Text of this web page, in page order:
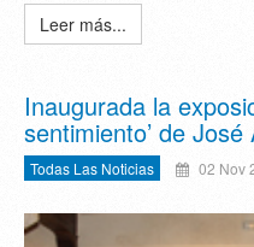
Leer más...
Inaugurada la
sentimiento’ de
Todas Las Noticias 02 Nov